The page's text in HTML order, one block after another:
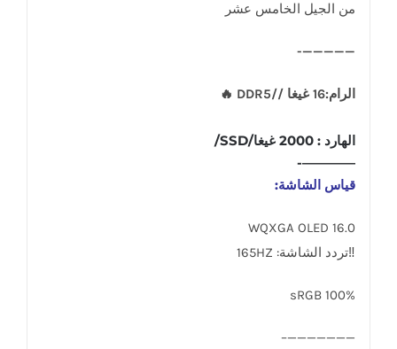
من الجيل الخامس عشر
—————-
الرام:16 غيغا //DDR5 🔥
الهارد : 2000 غيغا/SSD/
————-
قياس الشاشة:
16.0 WQXGA OLED
‼تردد الشاشة: 165HZ
sRGB 100%
———————–